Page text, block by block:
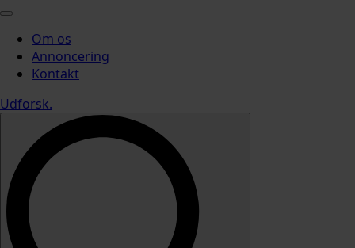
Om os
Annoncering
Kontakt
Udforsk.